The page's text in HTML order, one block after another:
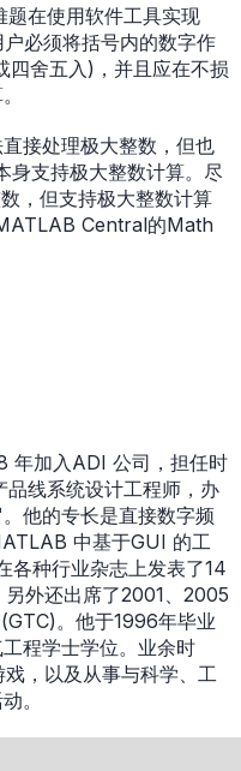
在使用软件工具实现
必须将括号内的数字作
四舍五入)，并且应在不损
接处理极大整数，但也
支持极大整数计算。尽
，但支持极大整数计算
Central的Math
年加入ADI 公司，担任时
品线系统设计工程师，办
他的专长是直接数字频
中基于GUI 的工
各种行业杂志上发表了14
外还出席了2001、2005
。他于1996年毕业
程学士学位。业余时
，以及从事与科学、工
。